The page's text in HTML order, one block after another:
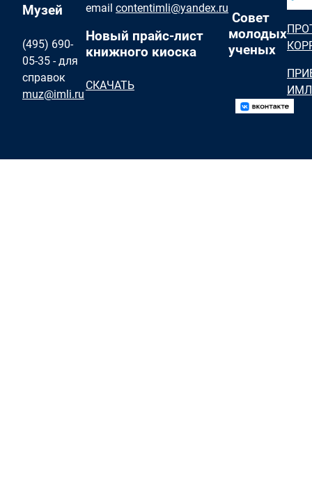
Музей
(495) 690-
05-35 - для
справок
muz@imli.ru
email contentimli@yandex.ru
Новый прайс-лист
книжного киоска
СКАЧАТЬ
Совет
молодых
ученых